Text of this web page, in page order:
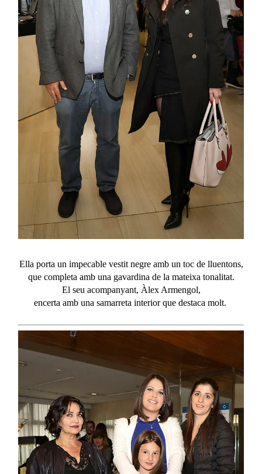
Ella porta un impecable vestit negre ambun tocde lluentons,
que completa ambuna gavardina de la mateixa tonalitat.
El seu acompanyant, Àlex Armengol,
encerta ambuna samarreta interior que destaca molt.